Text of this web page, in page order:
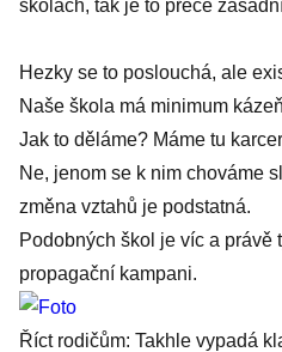
školách, tak je to přece
Hezky se to poslouchá, ale
Naše škola má minimum
Jak to děláme? Máme tu
Ne, jenom se k nim chováme
změna vztahů je podstatná.
Podobných škol je víc a právě
propagační kampani.
Říct rodičům: Takhle vypadá